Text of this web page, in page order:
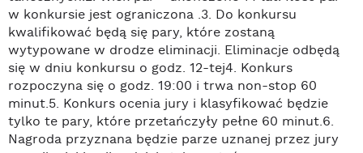
w konkursie jest ograniczona .3. Do konkursu
kwalifikować będą się pary, które zostaną
wytypowane w drodze eliminacji. Eliminacje odbędą
się w dniu konkursu o godz. 12-tej4. Konkurs
rozpoczyna się o godz. 19:00 i trwa non-stop 60
minut.5. Konkurs ocenia jury i klasyfikować będzie
tylko te pary, które przetańczyły pełne 60 minut.6.
Nagroda przyznana będzie parze uznanej przez jury